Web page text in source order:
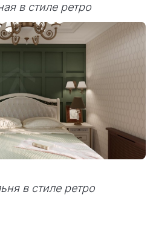
в стиле ретро
в стиле ретро